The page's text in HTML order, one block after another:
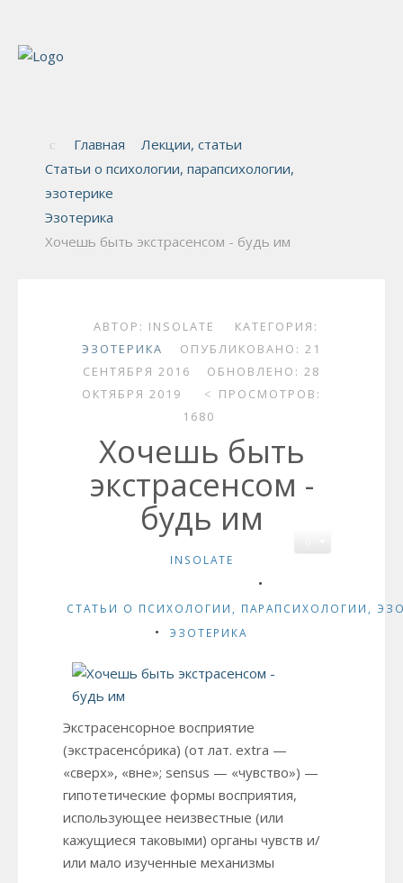
Главная
Лекции, статьи
Статьи о психологии, парапсихологии,
эзотерике
Эзотерика
Хочешь быть экстрасенсом - будь им
АВТОР: INSOLATE
КАТЕГОРИЯ:
ЭЗОТЕРИКА
ОПУБЛИКОВАНО: 21
СЕНТЯБРЯ 2016
ОБНОВЛЕНО: 28
ОКТЯБРЯ 2019
ПРОСМОТРОВ:
1680
Хочешь быть
экстрасенсом -
будь им
INSOLATE
СТАТЬИ О ПСИХОЛОГИИ, ПАРАПСИХОЛОГИИ,
ЭЗОТЕРИКА
Экстрасенсорное восприятие
(экстрасенсо́рика) (от лат. extra —
«сверх», «вне»; sensus — «чувство») —
гипотетические формы восприятия,
использующее неизвестные (или
кажущиеся таковыми) органы чувств и/
или мало изученные механизмы